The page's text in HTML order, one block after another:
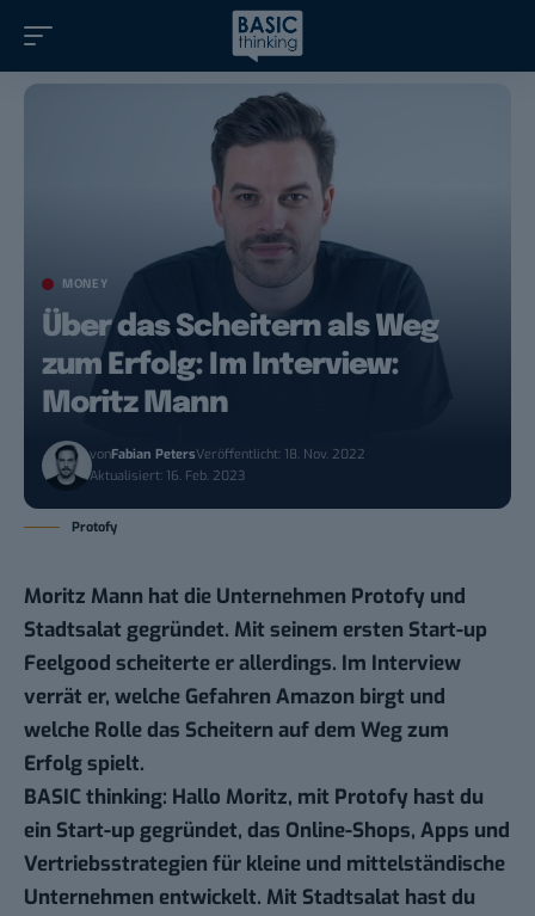
MONEY
Über das Scheitern als Weg
zum Erfolg: Im Interview:
Moritz Mann
vonFabian PetersVeröffentlicht: 18. Nov. 2022
Aktualisiert: 16. Feb. 2023
Protofy
Moritz Mann hat die Unternehmen Protofy und
Stadtsalat gegründet. Mit seinem ersten Start-up
Feelgood scheiterte er allerdings. Im Interview
verrät er, welche Gefahren Amazon birgt und
welche Rolle das Scheitern auf dem Weg zum
Erfolg spielt.
BASIC thinking: Hallo Moritz, mit Protofy hast du
ein Start-up gegründet, das Online-Shops, Apps und
Vertriebsstrategien für kleine und mittelständische
Unternehmen entwickelt. Mit Stadtsalat hast du